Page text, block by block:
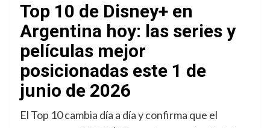
Top 10 de Disney+ en
Argentina hoy: las series y
películas mejor
posicionadas este 1 de
junio de 2026
El Top 10 cambia día a día y confirma que el